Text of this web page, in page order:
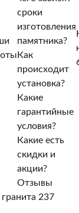
сроки
изготовления
памятника?
Как
происходит
установка?
Какие
гарантийные
условия?
Какие есть
скидки и
акции?
Отзывы
237